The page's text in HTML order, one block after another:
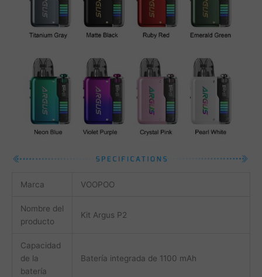
Marca VOOPOO
Nombre del
producto
Kit Argus P2
Capacidad
de la
batería
Batería integrada de 1100 mAh